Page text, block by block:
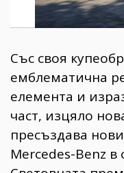
Gentlemen
382
Wellness
ПОСЛЕДВАЙТЕ
НИ
Със своя
емблематична
елемента и
част, изцяло
пресъздава
Mercedes-Benz в